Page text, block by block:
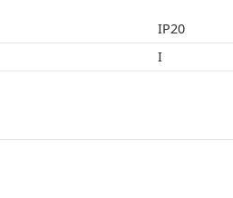
IP20
I